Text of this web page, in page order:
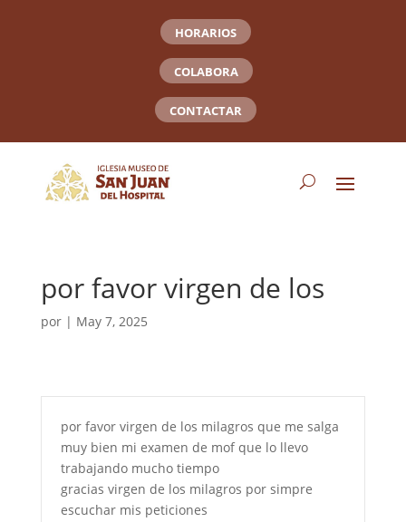
HORARIOS
COLABORA
CONTACTAR
por favor virgen de los
por | May 7, 2025
por favor virgen de los milagros que me salga
muy bien mi examen de mof que lo llevo
trabajando mucho tiempo
gracias virgen de los milagros por simpre
escuchar mis peticiones